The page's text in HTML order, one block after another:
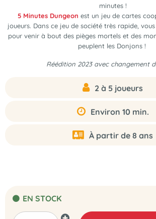
minutes !
5 Minutes Dungeon est un jeu de cartes
joueurs. Dans ce jeu de société très rapide,
pour venir à bout des pièges mortels et des
peuplent les Donjons !
Réédition 2023 avec changement
2 à 5 joueurs
Environ 10 min.
À partir de 8 ans
EN STOCK